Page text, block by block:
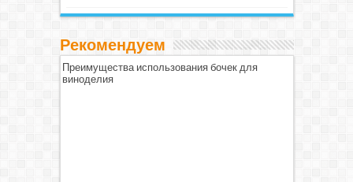
Рекомендуем
Преимущества использования бочек для
виноделия